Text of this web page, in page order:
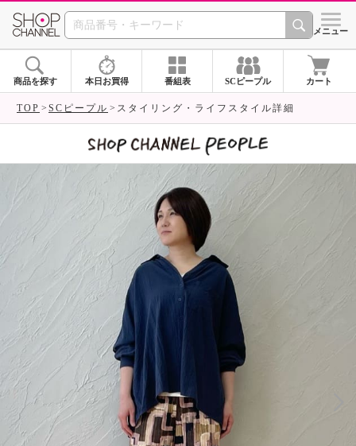
SHOP CHANNEL シメニュー
商品を探す 本日お買得 番組表 SCピープル カート
TOP SCピープル スタイリング・ライフスタイル詳細